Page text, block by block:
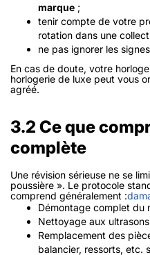
marque ;
tenir compte de votre
rotation dans une
ne pas ignorer les
En cas de doute, votre
horlogerie de luxe peut vous
agréé.
3.2 Ce que
complète
Une révision sérieuse ne se
poussière ». Le protocole
comprend généralement :
Démontage complet du
Nettoyage aux
Remplacement des
balancier, ressorts, etc.